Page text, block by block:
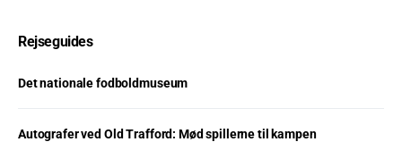
Rejseguides
Det nationale fodboldmuseum
Autografer ved Old Trafford: Mød spillerne til kampen